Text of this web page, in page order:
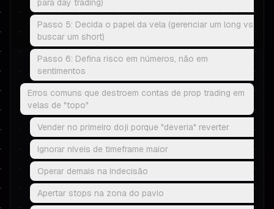
para day trading)
Passo 5: Decida o papel da vela (gerenciar um long vs
buscar um short)
Passo 6: Defina risco em números, não em
sentimentos
Erros comuns que destroem contas de prop trading em
velas de "topo"
Vender no primeiro doji porque "deveria" reverter
Ignorar níveis de timeframe maior
Operar demais na indecisão
Apertar stops na zona do pavio